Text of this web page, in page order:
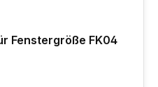
Fenstergröße FK04